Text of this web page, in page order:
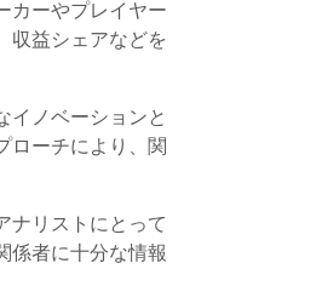
カーやプレイヤー
収益シェアなどを
イノベーションと
ローチにより、関
ナリストにとって
係者に十分な情報